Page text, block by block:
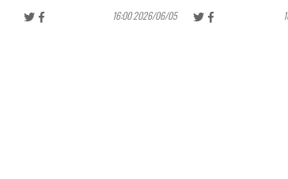
2026/06/05 16:00